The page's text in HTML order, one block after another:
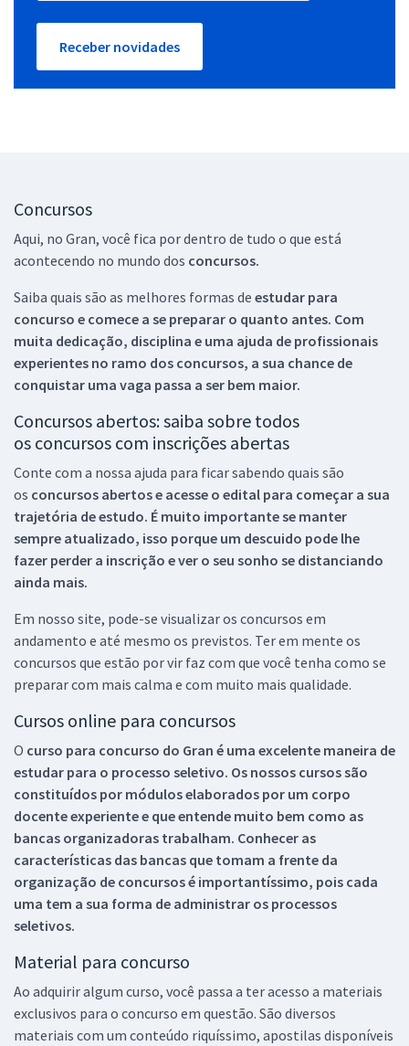
Receber novidades
Concursos
Aqui, no Gran, você fica por dentro de tudo o que está
acontecendo no mundo dos concursos.
Saiba quais são as melhores formas de estudar para
concurso e comece a se preparar o quanto antes. Com
muita dedicação, disciplina e uma ajuda de profissionais
experientes no ramo dos concursos, a sua chance de
conquistar uma vaga passa a ser bem maior.
Concursos abertos: saiba sobre todos
os concursos com inscrições abertas
Conte com a nossa ajuda para ficar sabendo quais são
os concursos abertos e acesse o edital para começar a sua
trajetória de estudo. É muito importante se manter
sempre atualizado, isso porque um descuido pode lhe
fazer perder a inscrição e ver o seu sonho se distanciando
ainda mais.
Em nosso site, pode-se visualizar os concursos em
andamento e até mesmo os previstos. Ter em mente os
concursos que estão por vir faz com que você tenha como se
preparar com mais calma e com muito mais qualidade.
Cursos online para concursos
O curso para concurso do Gran é uma excelente maneira de
estudar para o processo seletivo. Os nossos cursos são
constituídos por módulos elaborados por um corpo
docente experiente e que entende muito bem como as
bancas organizadoras trabalham. Conhecer as
características das bancas que tomam a frente da
organização de concursos é importantíssimo, pois cada
uma tem a sua forma de administrar os processos
seletivos.
Material para concurso
Ao adquirir algum curso, você passa a ter acesso a materiais
exclusivos para o concurso em questão. São diversos
materiais com um conteúdo riquíssimo, apostilas disponíveis